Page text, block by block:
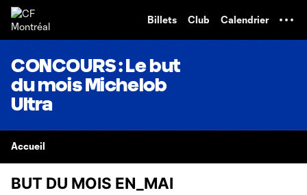
Billets Club Calendrier
CONCOURS : Le but
du mois Michelob
Ultra
Accueil